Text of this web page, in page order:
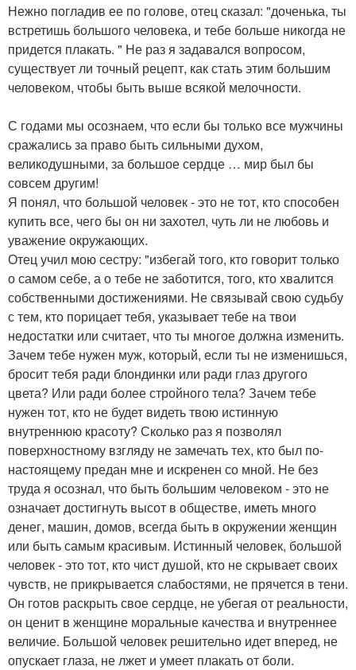
Нежно погладив ее по голове, отец сказал: "доченька, ты
встретишь большого человека, и тебе больше никогда не
придется плакать. " Не раз я задавался вопросом,
существует ли точный рецепт, как стать этим большим
человеком, чтобы быть выше всякой мелочности.
С годами мы осознаем, что если бы только все мужчины
сражались за право быть сильными духом,
великодушными, за большое сердце … мир был бы
совсем другим!
Я понял, что большой человек - это не тот, кто способен
купить все, чего бы он ни захотел, чуть ли не любовь и
уважение окружающих.
Отец учил мою сестру: "избегай того, кто говорит только
о самом себе, а о тебе не заботится, того, кто хвалится
собственными достижениями. Не связывай свою судьбу
с тем, кто порицает тебя, указывает тебе на твои
недостатки или считает, что ты многое должна изменить.
Зачем тебе нужен муж, который, если ты не изменишься,
бросит тебя ради блондинки или ради глаз другого
цвета? Или ради более стройного тела? Зачем тебе
нужен тот, кто не будет видеть твою истинную
внутреннюю красоту? Сколько раз я позволял
поверхностному взгляду не замечать тех, кто был по-
настоящему предан мне и искренен со мной. Не без
труда я осознал, что быть большим человеком - это не
означает достигнуть высот в обществе, иметь много
денег, машин, домов, всегда быть в окружении женщин
или быть самым красивым. Истинный человек, большой
человек - это тот, кто чист душой, кто не скрывает своих
чувств, не прикрывается слабостями, не прячется в тени.
Он готов раскрыть свое сердце, не убегая от реальности,
он ценит в женщине моральные качества и внутреннее
величие. Большой человек решительно идет вперед, не
опускает глаза, не лжет и умеет плакать от боли.